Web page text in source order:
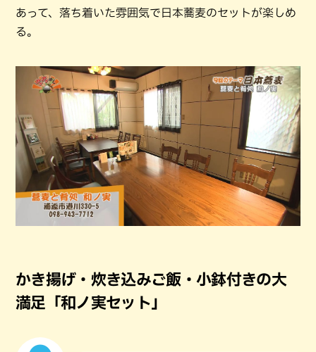
あって、落ち着いた雰囲気で日本蕎麦のセットが楽しめ
る。
かき揚げ・炊き込みご飯・小鉢付きの大
満足「和ノ実セット」